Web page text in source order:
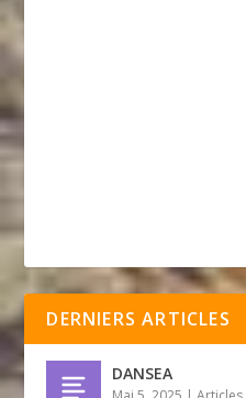
DERNIERS ARTICLES
DANSEA